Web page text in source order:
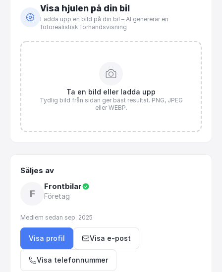
Visa hjulen på din bil
Ladda upp en bild på din bil – AI genererar en
fotorealistisk förhandsvisning
Ta en bild eller ladda upp
Tydlig bild från sidan ger bäst resultat. PNG, JPEG
eller WEBP.
Säljes av
F
Frontbilar
Företag
Medlem sedan sep. 2025
Visa profil Visa e-post
Visa telefonnummer